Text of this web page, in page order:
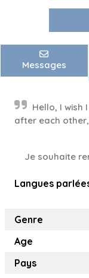
Messages
Hello, I
after each
Je souhaite
Langues
Genre
Age
Pays